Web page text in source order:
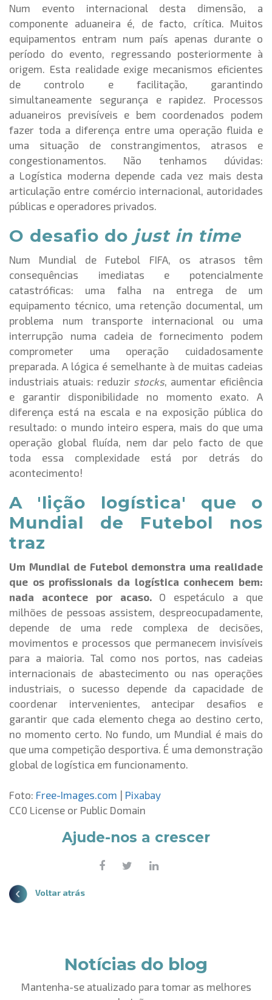
Num evento internacional desta dimensão, a
componente aduaneira é, de facto, crítica. Muitos
equipamentos entram num país apenas durante o
período do evento, regressando posteriormente à
origem. Esta realidade exige mecanismos eficientes
de controlo e facilitação, garantindo
simultaneamente segurança e rapidez. Processos
aduaneiros previsíveis e bem coordenados podem
fazer toda a diferença entre uma operação fluida e
uma situação de constrangimentos, atrasos e
congestionamentos. Não tenhamos dúvidas:
a Logística moderna depende cada vez mais desta
articulação entre comércio internacional, autoridades
públicas e operadores privados.
O desafio do just in time
Num Mundial de Futebol FIFA, os atrasos têm
consequências imediatas e potencialmente
catastróficas: uma falha na entrega de um
equipamento técnico, uma retenção documental, um
problema num transporte internacional ou uma
interrupção numa cadeia de fornecimento podem
comprometer uma operação cuidadosamente
preparada. A lógica é semelhante à de muitas cadeias
industriais atuais: reduzir stocks, aumentar eficiência
e garantir disponibilidade no momento exato. A
diferença está na escala e na exposição pública do
resultado: o mundo inteiro espera, mais do que uma
operação global fluída, nem dar pelo facto de que
toda essa complexidade está por detrás do
acontecimento!
A 'lição logística' que o
Mundial de Futebol nos
traz
Um Mundial de Futebol demonstra uma realidade
que os profissionais da logística conhecem bem:
nada acontece por acaso. O espetáculo a que
milhões de pessoas assistem, despreocupadamente,
depende de uma rede complexa de decisões,
movimentos e processos que permanecem invisíveis
para a maioria. Tal como nos portos, nas cadeias
internacionais de abastecimento ou nas operações
industriais, o sucesso depende da capacidade de
coordenar intervenientes, antecipar desafios e
garantir que cada elemento chega ao destino certo,
no momento certo. No fundo, um Mundial é mais do
que uma competição desportiva. É uma demonstração
global de logística em funcionamento.
Foto: Free-Images.com
Pixabay
CC0 License or Public Domain
Ajude-nos a crescer
Voltar atrás
Notícias do blog
Mantenha-se atualizado para tomar as melhores